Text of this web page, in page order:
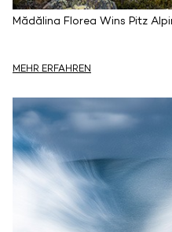
Mădălina Florea Wins Pitz
MEHR ERFAHREN